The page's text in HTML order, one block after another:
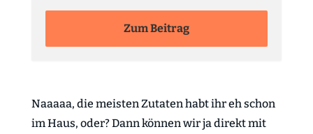
Zum Beitrag
Naaaaa, die meisten Zutaten habt ihr eh schon
im Haus, oder? Dann können wir ja direkt mit